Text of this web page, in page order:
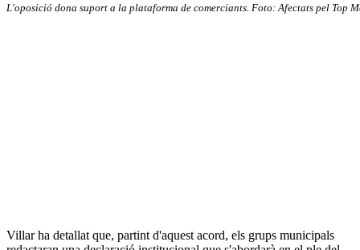
L'oposició dona suport a la plataforma de comerciants. Foto: Afectats pel Top
Villar ha detallat que, partint d'aquest acord, els grups municipals